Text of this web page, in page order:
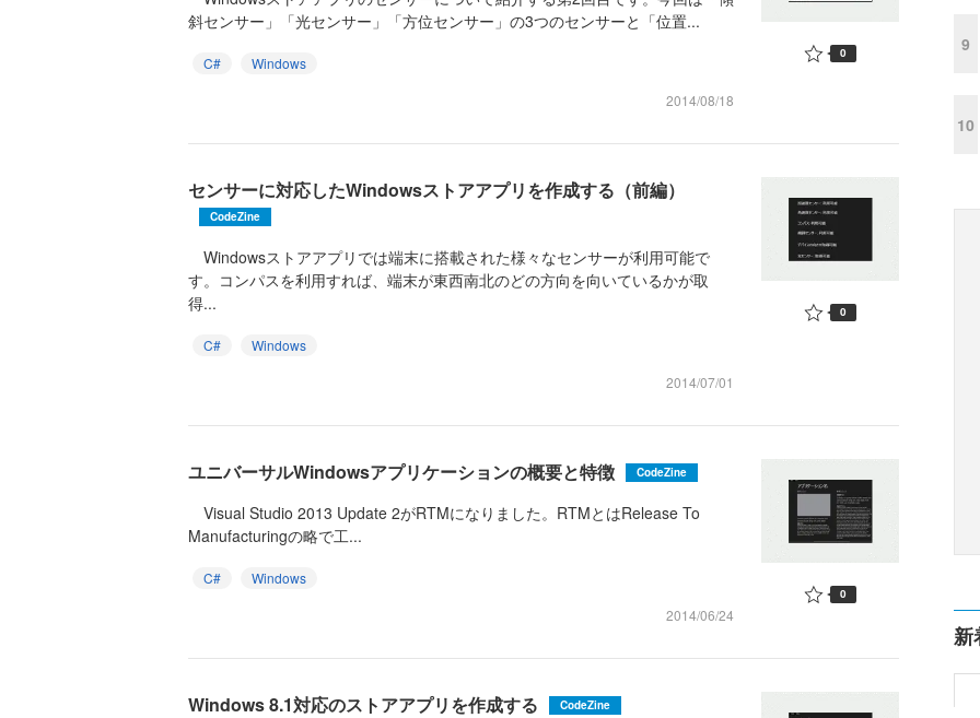
斜センサー」「光センサー」「方位センサー」の3つのセンサーと「位置...
C#
Windows
2014/08/18
0
センサーに対応したWindowsストアアプリを作成する（前編）
CodeZine
Windowsストアアプリでは端末に搭載された様々なセンサーが利用可能で
す。コンパスを利用すれば、端末が東西南北のどの方向を向いているかが取
得...
C#
Windows
2014/07/01
0
ユニバーサルWindowsアプリケーションの概要と特徴 CodeZine
Visual Studio 2013 Update 2がRTMになりました。RTMとはRelease To
Manufacturingの略で工...
C#
Windows
2014/06/24
0
Windows 8.1対応のストアアプリを作成する CodeZine
9
10
新